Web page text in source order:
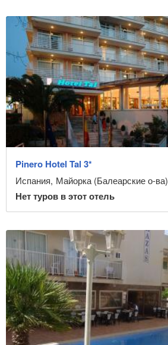
Pinero Hotel Tal 3*
Испания, Майорка (Балеарские о-ва)
Нет туров в этот отель